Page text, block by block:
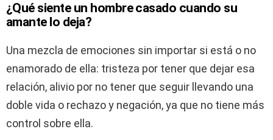
¿Qué siente un hombre casado cuando su
amante lo deja?
Una mezcla de emociones sin importar si está o no
enamorado de ella: tristeza por tener que dejar esa
relación, alivio por no tener que seguir llevando una
doble vida o rechazo y negación, ya que no tiene más
control sobre ella.